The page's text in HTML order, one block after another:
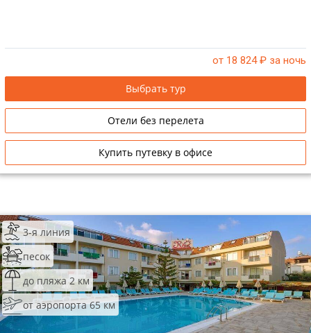
от 18 824₽ за ночь
Выбрать тур
Отели без перелета
Купить путевку в офисе
3-я линия
песок
до пляжа 2 км
от аэропорта 65 км